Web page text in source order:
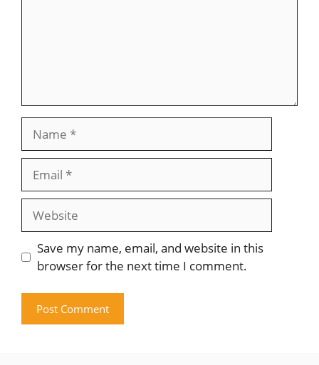
Website
Save my name, email, and website in this
browser for the next time I comment.